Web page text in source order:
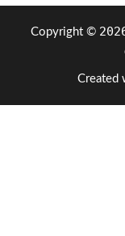
Copyright ©
Created